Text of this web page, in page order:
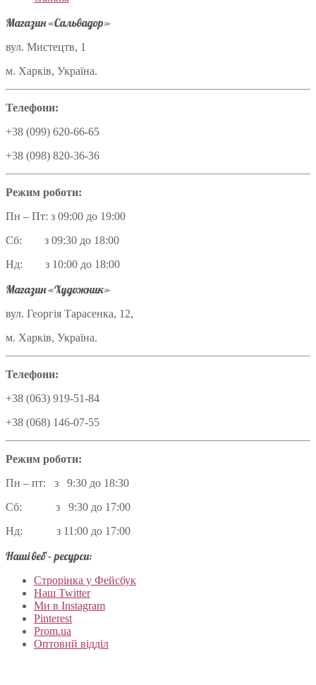
Магазин «Сальвадор»
вул. Мистецтв, 1
м. Харків, Україна.
Телефони:
+38 (099) 620-66-65
+38 (098) 820-36-36
Режим роботи:
Пн – Пт: з 09:00 до 19:00
Сб: з 09:30 до 18:00
Нд: з 10:00 до 18:00
Магазин «Художник»
вул. Георгія Тарасенка, 12,
м. Харків, Україна.
Телефони:
+38 (063) 919-51-84
+38 (068) 146-07-55
Режим роботи:
Пн – пт: з 9:30 до 18:30
Сб: з 9:30 до 17:00
Нд: з 11:00 до 17:00
Наші веб – ресурси:
Строрінка у Фейсбук
Наш Twitter
Ми в Instagram
Pinterest
Prom.ua
Оптовий відділ